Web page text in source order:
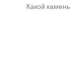
Какой